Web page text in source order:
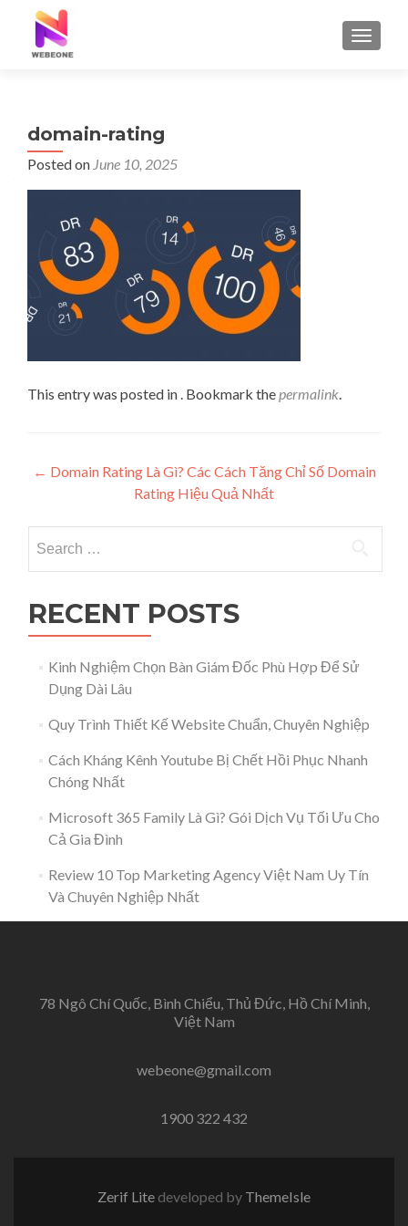
domain-rating
Posted on June 10, 2025
This entry was posted in . Bookmark thepermalink.
Post navigation
← Domain Rating Là Gì? Các Cách Tăng Chỉ Số Domain
Rating Hiệu Quả Nhất
RECENT POSTS
Kinh Nghiệm Chọn Bàn Giám Đốc Phù Hợp Để Sử
Dụng Dài Lâu
Quy Trình Thiết Kế Website Chuẩn, Chuyên Nghiệp
Cách Kháng Kênh Youtube Bị Chết Hồi Phục Nhanh
Chóng Nhất
Microsoft 365 Family Là Gì? Gói Dịch Vụ Tối Ưu Cho
Cả Gia Đình
Review 10 Top Marketing Agency Việt Nam Uy Tín
Và Chuyên Nghiệp Nhất
78 Ngô Chí Quốc, Bình Chiểu, Thủ Đức, Hồ Chí Minh,
Việt Nam
webeone@gmail.com
1900 322 432
Zerif Lite developed by ThemeIsle